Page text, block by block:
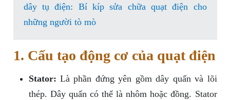
dây tụ điện: Bí kíp sửa chữa quạt điện cho
những người tò mò
1. Cấu tạo động cơ của quạt điện
Stator: Là phần đứng yên gồm dây quấn và lõi
thép. Dây quấn có thể là nhôm hoặc đồng. Stator